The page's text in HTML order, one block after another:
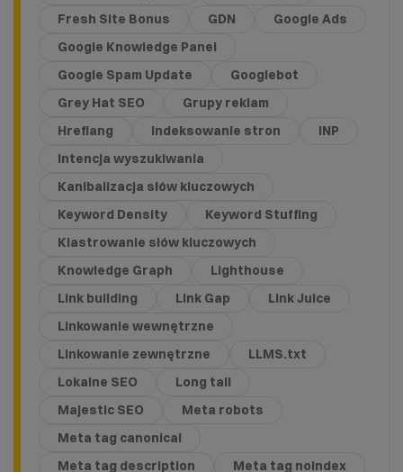
Fresh Site Bonus
GDN
Google Ads
Google Knowledge Panel
Google Spam Update
Googlebot
Grey Hat SEO
Grupy reklam
Hreflang
Indeksowanie stron
INP
Intencja wyszukiwania
Kanibalizacja słów kluczowych
Keyword Density
Keyword Stuffing
Klastrowanie słów kluczowych
Knowledge Graph
Lighthouse
Link building
Link Gap
Link Juice
Linkowanie wewnętrzne
Linkowanie zewnętrzne
LLMS.txt
Lokalne SEO
Long tail
Majestic SEO
Meta robots
Meta tag canonical
Meta tag description
Meta tag noindex